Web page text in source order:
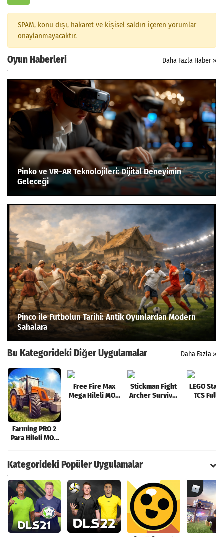
SPAM, konu dışı, hakaret ve kişisel saldırı içeren yorumlar
onaylanmayacaktır.
Oyun Haberleri Daha Fazla Haber »
Pinko ve VR–AR Teknolojileri: Dijital Deneyimin
Geleceği
Pinco ile Futbolun Tarihi: Antik Oyunlardan Modern
Sahalara
Bu Kategorideki Diğer Uygulamalar Daha Fazla »
Farming PRO 2
Para Hileli MOD
Free Fire Max
Mega Hileli MOD
Stickman Fight
Archer Survival
LEGO Star
TCS Full
Kategorideki Popüler Uygulamalar